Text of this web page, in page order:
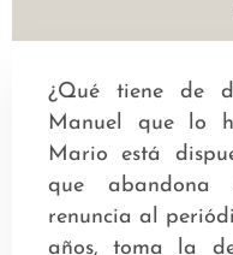
¿Qué tiene de
Manuel que lo
Mario está
que
renuncia al
años, toma la